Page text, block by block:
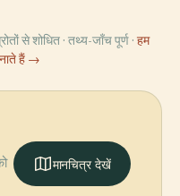
से शोधित · तथ्य-जाँच पूर्ण · हम
हैं →
मानचित्र देखें